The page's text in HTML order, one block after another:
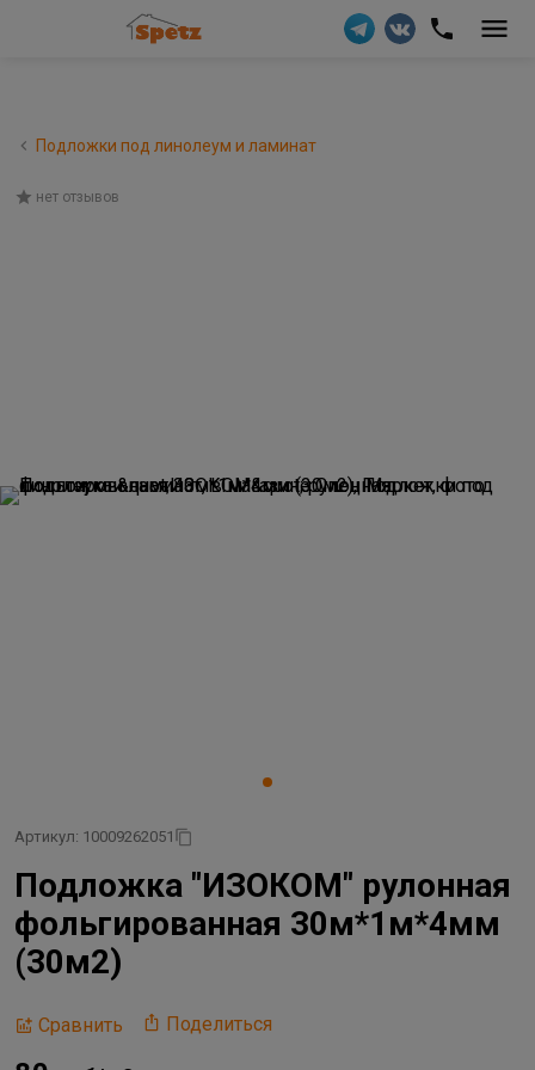
Подложки под линолеум и ламинат
нет отзывов
Артикул: 10009262051
Подложка "ИЗОКОМ" рулонная
фольгированная 30м*1м*4мм
(30м2)
Сравнить Поделиться